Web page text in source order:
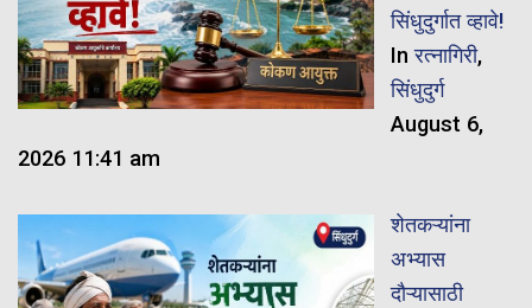
सिंधुदुर्गात व्हावे!
Inरत्नागिरी,
सिंधुदुर्ग
August 6,
2026 11:41 am
शेतकऱ्यांना
अभ्यास
दौऱ्यासाठी